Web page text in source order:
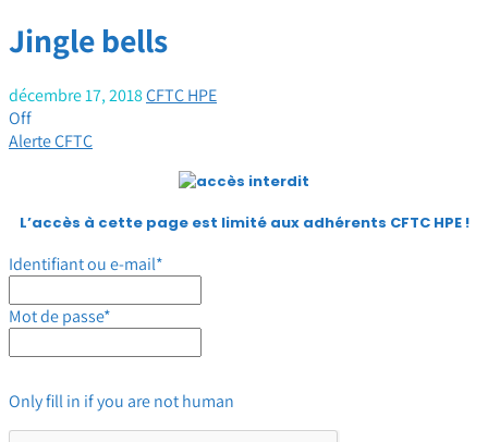
Jingle bells
décembre 17, 2018CFTC HPE
Off
Alerte CFTC
L’accès à cette page est limité aux adhérents CFTC HPE!
Identifiant ou e-mail*
Mot de passe*
Only fill in if you are not human